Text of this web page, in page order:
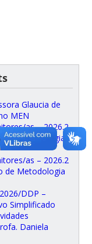
Glaucia de
MEN
as – 2026.2
de Metodologia
as – 2026.2
de Metodologia
DDP –
Simplificado
Daniela